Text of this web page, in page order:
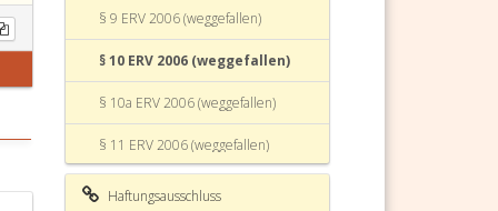
§ 9 ERV 2006 (weggefallen)
§ 10 ERV 2006 (weggefallen)
§ 10a ERV 2006 (weggefallen)
§ 11 ERV 2006 (weggefallen)
Elektronischer Rechtsverkehr (ERV
2006) Fundstelle (weggefallen)
Haftungsausschluss